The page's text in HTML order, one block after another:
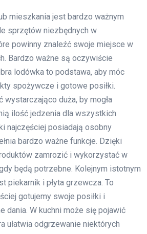
mieszkania jest bardzo ważnym
sprzętów niezbędnych w
powinny znaleźć swoje miejsce w
Bardzo ważne są oczywiście
lodówka to podstawa, aby móc
spożywcze i gotowe posiłki.
wystarczająco duża, by mogła
ilość jedzenia dla wszystkich
najczęściej posiadają osobny
bardzo ważne funkcje. Dzięki
zamrozić i wykorzystać w
będą potrzebne. Kolejnym istotnym
piekarnik i płyta grzewcza. To
gotujemy swoje posiłki i
dania. W kuchni może się pojawić
ułatwia odgrzewanie niektórych